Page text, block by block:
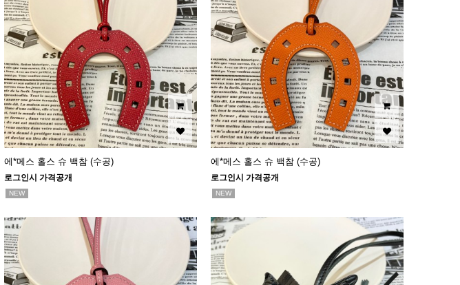
에*메스 홀스 슈 백참 (수공)
로그인시 가격공개
NEW
에*메스 홀스 슈 백참 (수공)
로그인시 가격공개
NEW